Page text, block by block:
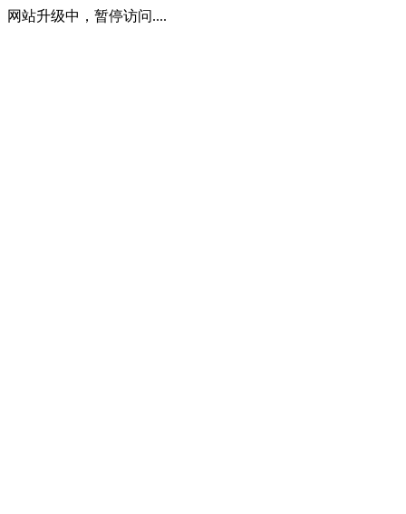
网站升级中，暂停访问....